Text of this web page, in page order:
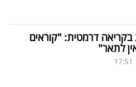
בקריאה דרמטית: "קוראים
לתאר"
17:51